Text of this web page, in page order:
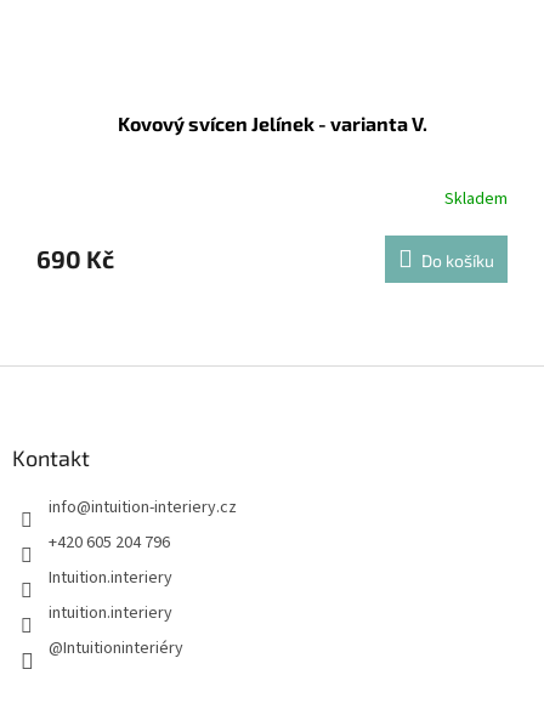
Kovový svícen Jelínek - varianta V.
Skladem
690 Kč Do košíku
Kontakt
info@intuition-interiery.cz
+420 605 204 796
Intuition.interiery
intuition.interiery
@Intuitioninteriéry